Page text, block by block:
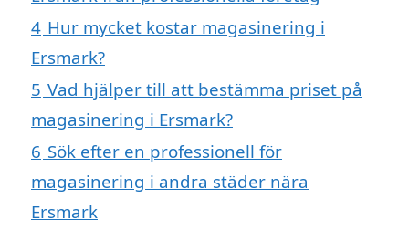
4 Hur mycket kostar magasinering i
Ersmark?
5 Vad hjälper till att bestämma priset på
magasinering i Ersmark?
6 Sök efter en professionell för
magasinering i andra städer nära
Ersmark